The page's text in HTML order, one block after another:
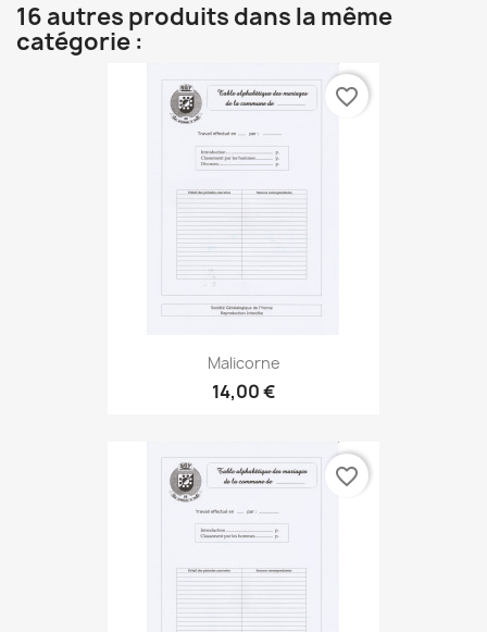
16 autres produits dans la même
catégorie :
Malicorne
14,00 €
favorite_border
favorite_border